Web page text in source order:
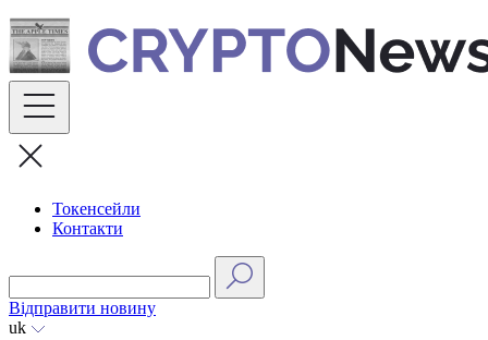
Skip
to
content
Токенсейли
Контакти
Відправити новину
uk